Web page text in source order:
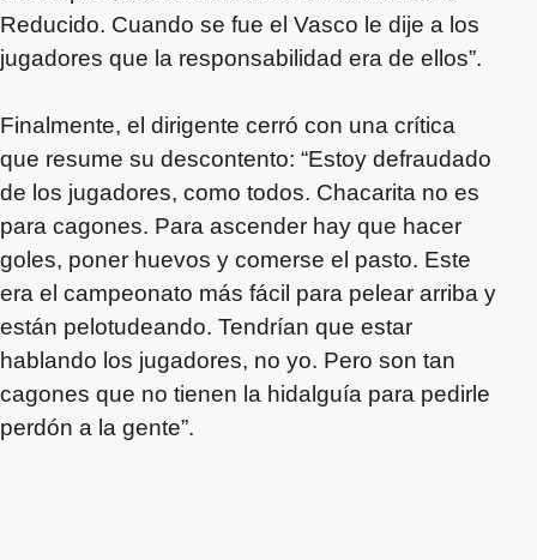
Reducido. Cuando se fue el Vasco le dije a los
jugadores que la responsabilidad era de ellos”.
Finalmente, el dirigente cerró con una crítica
que resume su descontento: “Estoy defraudado
de los jugadores, como todos. Chacarita no es
para cagones. Para ascender hay que hacer
goles, poner huevos y comerse el pasto. Este
era el campeonato más fácil para pelear arriba y
están pelotudeando. Tendrían que estar
hablando los jugadores, no yo. Pero son tan
cagones que no tienen la hidalguía para pedirle
perdón a la gente”.